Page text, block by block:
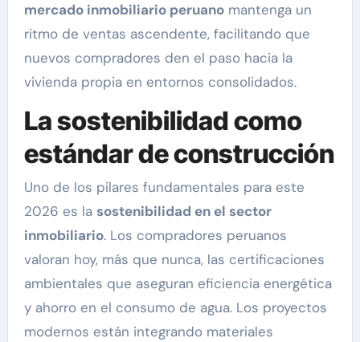
mercado inmobiliario peruanomantenga un
ritmo de ventas ascendente, facilitando que
nuevos compradores den el paso hacia la
vivienda propia en entornos consolidados.
La sostenibilidad como
estándar de construcción
Uno de los pilares fundamentales para este
2026 es la sostenibilidad en el sector
inmobiliario. Los compradores peruanos
valoran hoy, más que nunca, las certificaciones
ambientales que aseguran eficiencia energética
y ahorro en el consumo de agua. Los proyectos
modernos están integrando materiales